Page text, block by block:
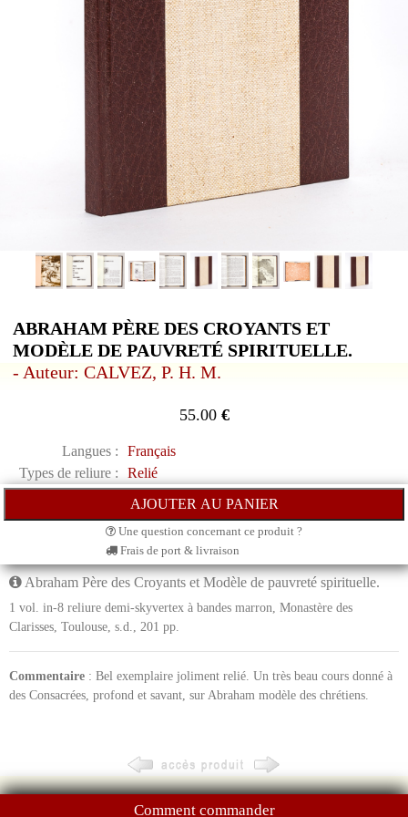
ABRAHAM PÈRE DES CROYANTS ET
MODÈLE DE PAUVRETÉ SPIRITUELLE.
- Auteur: CALVEZ, P. H. M.
55.00€
Langues :
Français
Types de reliure :
Relié
Une question concernant ce produit ?
Frais de port & livraison
Abraham Père des Croyants et Modèle de pauvreté spirituelle.
1 vol. in-8 reliure demi-skyvertex à bandes marron, Monastère des
Clarisses, Toulouse, s.d., 201 pp.
Commentaire : Bel exemplaire joliment relié. Un très beau cours donné à
des Consacrées, profond et savant, sur Abraham modèle des chrétiens.
Comment commander